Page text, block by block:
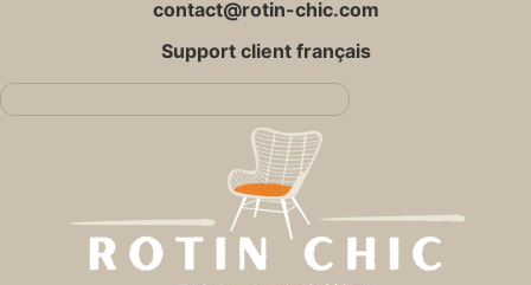
contact@rotin-chic.com
Support client français